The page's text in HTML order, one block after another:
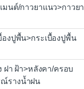
นต์/กาวยาแนว>กาวยา
งปูพื้น>กระเบื้องปูพื้น
ฝา ฝ้า>หลังคา/ครอบ
ณ์รางน้ำฝน